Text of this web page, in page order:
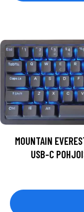
MOUNTAIN
USB-C